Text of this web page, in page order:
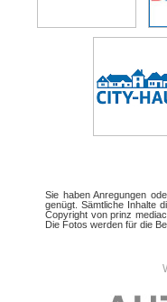
Sie haben Anregungen
genügt. Sämtliche Inhalte
Copyright von prinz
Die Fotos werden für die